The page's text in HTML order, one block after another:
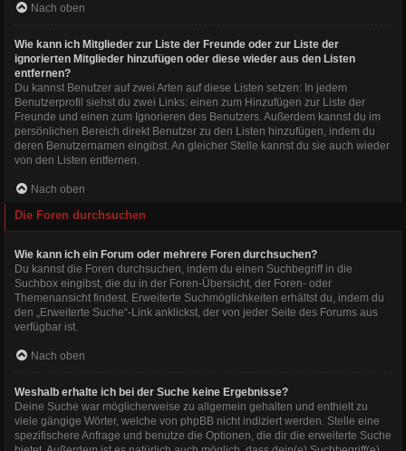
Nach oben
Wie kann ich Mitglieder zur Liste der Freunde oder zur Liste der
ignorierten Mitglieder hinzufügen oder diese wieder aus den Listen
entfernen?
Du kannst Benutzer auf zwei Arten auf diese Listen setzen: In jedem
Benutzerprofil siehst du zwei Links: einen zum Hinzufügen zur Liste der
Freunde und einen zum Ignorieren des Benutzers. Außerdem kannst du im
persönlichen Bereich direkt Benutzer zu den Listen hinzufügen, indem du
deren Benutzernamen eingibst. An gleicher Stelle kannst du sie auch wieder
von den Listen entfernen.
Nach oben
Die Foren durchsuchen
Wie kann ich ein Forum oder mehrere Foren durchsuchen?
Du kannst die Foren durchsuchen, indem du einen Suchbegriff in die
Suchbox eingibst, die du in der Foren-Übersicht, der Foren- oder
Themenansicht findest. Erweiterte Suchmöglichkeiten erhältst du, indem du
den „Erweiterte Suche“-Link anklickst, der von jeder Seite des Forums aus
verfügbar ist.
Nach oben
Weshalb erhalte ich bei der Suche keine Ergebnisse?
Deine Suche war möglicherweise zu allgemein gehalten und enthielt zu
viele gängige Wörter, welche von phpBB nicht indiziert werden. Stelle eine
spezifischere Anfrage und benutze die Optionen, die dir die erweiterte Suche